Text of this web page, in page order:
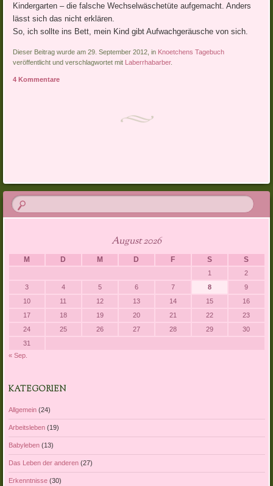
Kindergarten – die falsche Wechselwäschetüte aufgemacht. Anders
lässt sich das nicht erklären.
So, ich sollte ins Bett, mein Kind gibt Aufwachgeräusche von sich.
Dieser Beitrag wurde am 29. September 2012, in Knoetchens Tagebuch
veröffentlicht und verschlagwortet mit Laberrhabarber.
4 Kommentare
August 2026
M D M D F S S
1
2
3
4 5 6 7 8
9
10
11 12 13 14 15
16
17
18 19 20 21 22
23
24
25 26 27 28 29
30
31
« Sep.
KATEGORIEN
Allgemein(24)
Arbeitsleben(19)
Babyleben(13)
Das Leben der anderen(27)
Erkenntnisse(30)